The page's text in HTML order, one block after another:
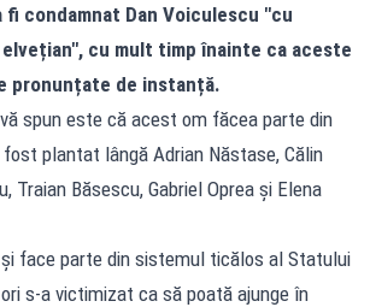
fi condamnat Dan Voiculescu "cu
cu mult timp înainte ca aceste
pronunțate de instanță.
spun este că acest om făcea parte din
plantat lângă Adrian Năstase, Călin
Traian Băsescu, Gabriel Oprea și Elena
face parte din sistemul ticălos al Statului
s-a victimizat ca să poată ajunge în